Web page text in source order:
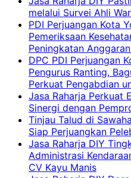
melalui Survei Ahli
PDI Perjuangan Kota
Pemeriksaan
Peningkatan
DPC PDI Perjuangan
Pengurus Ranting,
Perkuat Pengabdian
Jasa Raharja Perkuat
Sinergi dengan
Tinjau Talud di
Siap Perjuangkan
Jasa Raharja DIY
Administrasi
CV Kayu Manis